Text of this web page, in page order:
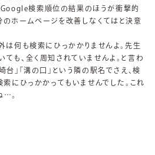
Google検索順位の結果のほうが衝撃的
のホームページを改善しなくてはと決意
は何も検索にひっかかりませんよ。先生
も、全く周知されていませんよ。と言わ
台」「溝の口」という隣の駅名でさえ、検
索にひっかかってもいませんでした。これ
…。